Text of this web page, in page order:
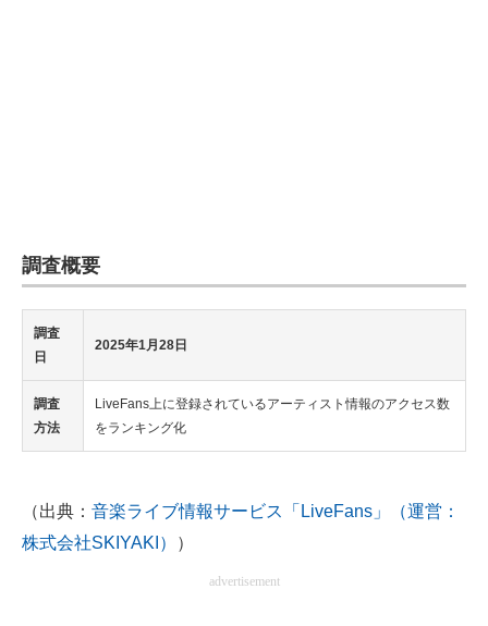
調査概要
調査
日
2025年1月28日
調査
方法
LiveFans上に登録されているアーティスト情報のアクセス数
をランキング化
（出典： 音楽ライブ情報サービス「LiveFans」（運営：
株式会社SKIYAKI）
）
advertisement